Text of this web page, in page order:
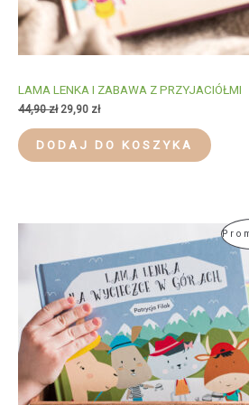
LAMA LENKA I ZABAWA Z PRZYJACIÓŁMI
44,90zł Pierwotna
44,90 zł.
29,90 złAktualna
29,90 zł.
DODAJ DO KOSZYKA